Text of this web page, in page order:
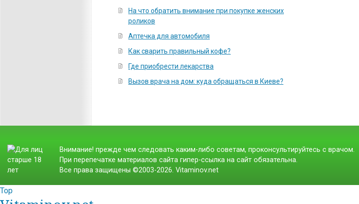
На что обратить внимание при покупке женских
роликов
Аптечка для автомобиля
Как сварить правильный кофе?
Где приобрести лекарства
Вызов врача на дом: куда обращаться в Киеве?
Внимание! прежде чем следовать каким-либо советам, проконсультируйтесь с врачом.
При перепечатке материалов сайта гипер-ссылка на сайт обязательна.
Все права защищены ©2003-2026. Vitaminov.net
Top